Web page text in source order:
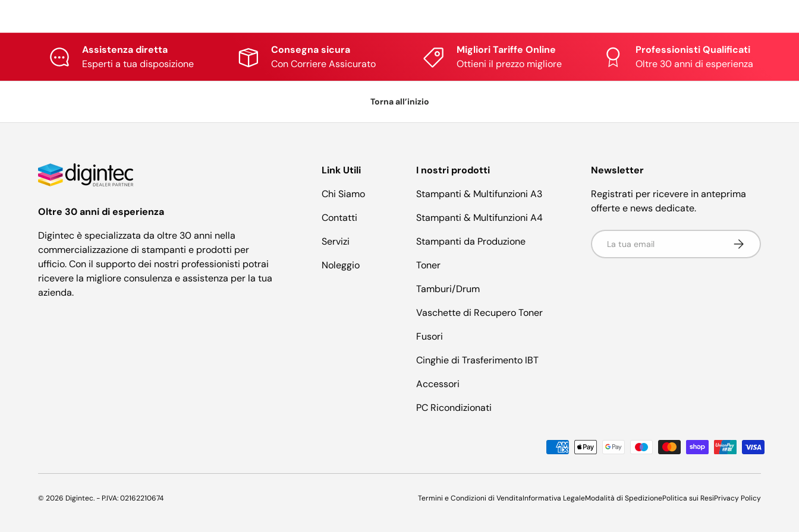
Assistenza diretta
Esperti a tua disposizione
Consegna sicura
Con Corriere Assicurato
Migliori Tariffe Online
Ottieni il prezzo migliore
Professionisti Qualificati
Oltre 30 anni di esperienza
Torna all’inizio
Oltre 30 anni di esperienza
Digintec è specializzata da oltre 30 anni nella
commercializzazione di stampanti e prodotti per
ufficio. Con il supporto dei nostri professionisti potrai
ricevere la migliore consulenza e assistenza per la tua
azienda.
Link Utili
Chi Siamo
Contatti
Servizi
Noleggio
I nostri prodotti
Stampanti & Multifunzioni A3
Stampanti & Multifunzioni A4
Stampanti da Produzione
Toner
Tamburi/Drum
Vaschette di Recupero Toner
Fusori
Cinghie di Trasferimento IBT
Accessori
PC Ricondizionati
Newsletter
Registrati per ricevere in anteprima
offerte e news dedicate.
Email Iscriviti
© 2026 Digintec. - P.IVA: 02162210674 Termini e Condizioni di VenditaInformativa LegaleModalità di SpedizionePolitica sui ResiPrivacy Policy